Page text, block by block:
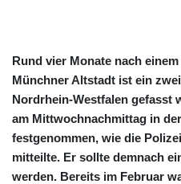
Rund vier Monate nach
Münchner Altstadt ist ein
Nordrhein-Westfalen gefasst
am Mittwochnachmittag in
festgenommen, wie die
mitteilte. Er sollte demnach
werden. Bereits im Februar